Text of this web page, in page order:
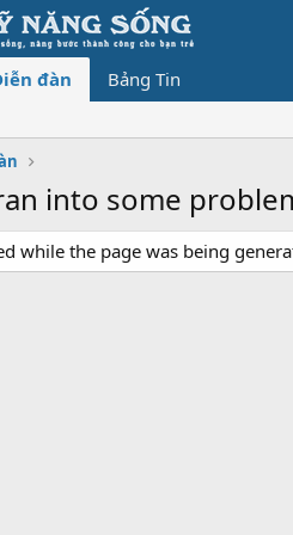
đàn Bảng Tin
into some
while the page was being